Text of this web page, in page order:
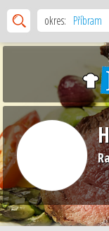
okres: Příbram